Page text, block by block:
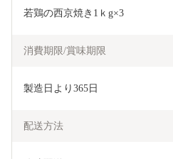
若鶏の西京焼き1ｋg×3
消費期限/賞味期限
製造日より365日
配送方法